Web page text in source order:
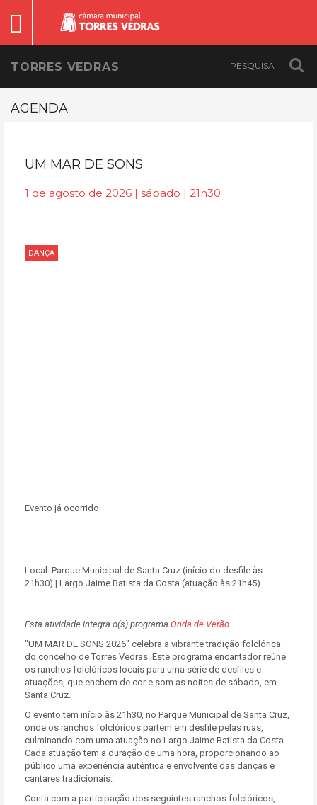
TORRES VEDRAS
AGENDA
UM MAR DE SONS
1 de agosto de 2026 | sábado | 21h30
DANÇA
Evento já ocorrido
Local: Parque Municipal de Santa Cruz (início do desfile às
21h30) | Largo Jaime Batista da Costa (atuação às 21h45)
Esta atividade integra o(s) programa Onda de Verão
"UM MAR DE SONS 2026" celebra a vibrante tradição folclórica
do concelho de Torres Vedras. Este programa encantador reúne
os ranchos folclóricos locais para uma série de desfiles e
atuações, que enchem de cor e som as noites de sábado, em
Santa Cruz.
O evento tem início às 21h30, no Parque Municipal de Santa Cruz,
onde os ranchos folclóricos partem em desfile pelas ruas,
culminando com uma atuação no Largo Jaime Batista da Costa.
Cada atuação tem a duração de uma hora, proporcionando ao
público uma experiência autêntica e envolvente das danças e
cantares tradicionais.
Conta com a participação dos seguintes ranchos folclóricos,